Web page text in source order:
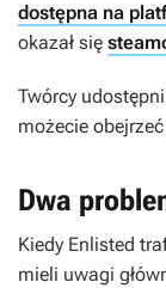
dostępna na
okazał się
Twórcy
możecie
Dwa
Kiedy Enlisted
mieli uwagi